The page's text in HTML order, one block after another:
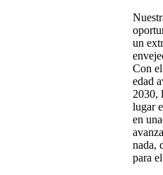
un
Con
edad
2030,
lugar
en
nada,
para